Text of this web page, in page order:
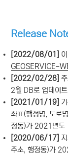
Release
[2022/08/01]
GEOSERVICE-
[2022/02/28]
2월 DB로 업데이
[2021/01/19]
좌표(행정명, 도로
정동)가 2021년도
[2020/06/17]
주소, 행정동)가